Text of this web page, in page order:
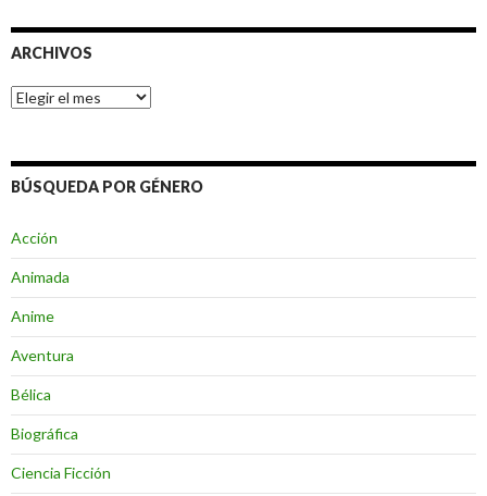
ARCHIVOS
Archivos
BÚSQUEDA POR GÉNERO
Acción
Animada
Anime
Aventura
Bélica
Biográfica
Ciencia Ficción